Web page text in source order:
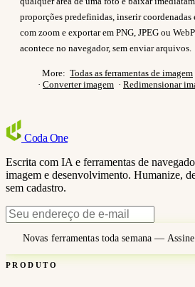
proporções predefinidas, inserir
com zoom e exportar em PNG, JPEG ou
acontece no navegador, sem enviar arquivos.
More: Todas as ferramentas de imagem
· Converter imagem · Redimensionar
Coda One
Escrita com IA e ferramentas de
imagem e desenvolvimento. Humanize,
sem cadastro.
Novas ferramentas toda semana — Assine
PRODUTO